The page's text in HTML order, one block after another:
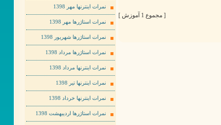
[ مجموع 1 آموزش ]
نمرات اینترنها مهر 1398
نمرات استاژرها مهر 1398
نمرات استاژرها شهریور 1398
نمرات استاژرها مرداد 1398
نمرات اینترنها مرداد 1398
نمرات اینترنها تیر 1398
نمرات اینترنها خرداد 1398
نمرات استاژرها اردیبهشت 1398